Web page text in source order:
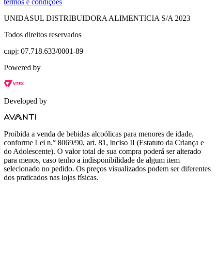
UNIDASUL DISTRIBUIDORA ALIMENTICIA S/A 2023
Todos direitos reservados
cnpj: 07.718.633/0001-89
Powered by
Developed by
Proibida a venda de bebidas alcoólicas para menores de idade,
conforme Lei n.° 8069/90, art. 81, inciso II (Estatuto da Criança e
do Adolescente). O valor total de sua compra poderá ser alterado
para menos, caso tenho a indisponibilidade de algum item
selecionado no pedido. Os preços visualizados podem ser diferentes
dos praticados nas lojas físicas.